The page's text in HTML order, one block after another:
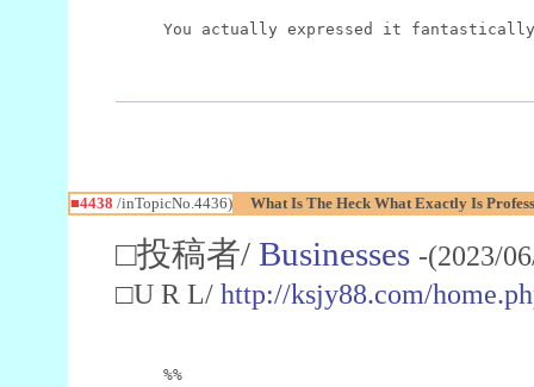
You actually expressed it
■4438 /inTopicNo.4436) What Is The Heck What Exactly Is
□投稿者/ Businesses -(2023/
□U R L/ http://ksjy88.com/
%%